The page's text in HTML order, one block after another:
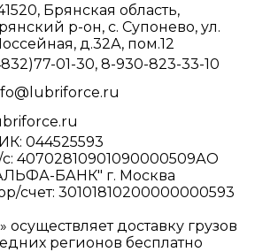
Брянская область,
р-он, с. Супонево, ул.
д.32А, пом.12
01-30, 8-930-823-33-10
044525593
40702810901090000509АО
БАНК" г. Москва
счет: 30101810200000000593
доставку грузов
регионов бесплатно